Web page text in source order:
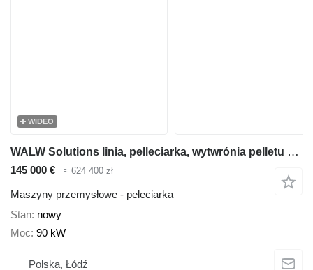
WIDEO
WALW Solutions linia, pelleciarka, wytwrónia pelletu z: trocina, wełna owcza, ł
145 000 € ≈ 624 400 zł
Maszyny przemysłowe - peleciarka
Stan nowy
Moc 90 kW
Polska, Łódź